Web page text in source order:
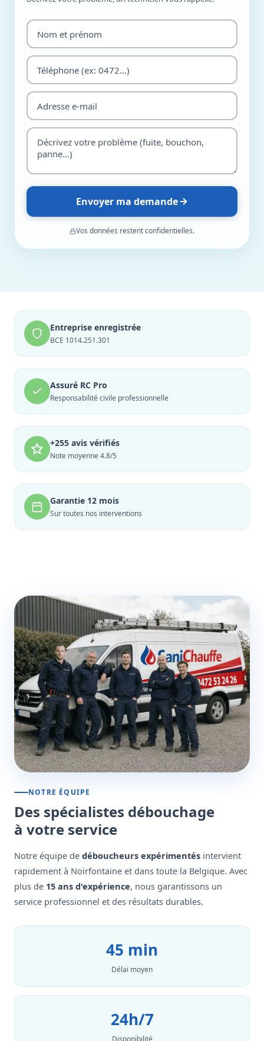
Envoyer ma demande
Vos données restent confidentielles.
Entreprise enregistrée
BCE 1014.251.301
Assuré RC Pro
Responsabilité civile professionnelle
+255 avis vérifiés
Note moyenne 4.8/5
Garantie 12 mois
Sur toutes nos interventions
NOTRE ÉQUIPE
Des spécialistes débouchage
à votre service
Notre équipe de déboucheurs expérimentés intervient
rapidement à Noirfontaine et dans toute la Belgique. Avec
plus de 15 ans d'expérience, nous garantissons un
service professionnel et des résultats durables.
45 min
Délai moyen
24h/7
Disponibilité